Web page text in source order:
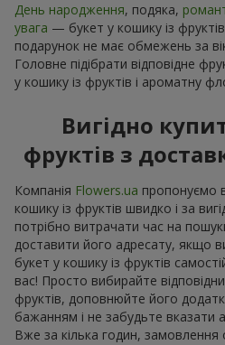
День народження, подяка,
увага — букет у кошику із
подарунок не має обмежень за
Головне підібрати відповідне
у кошику із фруктів і ароматну
Вигідно
фруктів з
Компанія Flowers.ua пропонуємо
кошику із фруктів швидко і за
потрібно витрачати час на
доставити його адресату, якщо
букет у кошику із фруктів
вас! Просто вибирайте
фруктів, доповнюйте його
бажанням і не забудьте вказати
Вже за кілька годин, замовлення